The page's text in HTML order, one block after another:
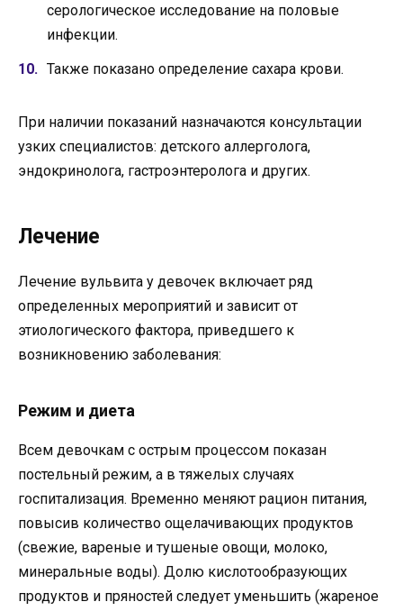
серологическое исследование на половые
инфекции.
Также показано определение сахара крови.
При наличии показаний назначаются консультации
узких специалистов: детского аллерголога,
эндокринолога, гастроэнтеролога и других.
Лечение
Лечение вульвита у девочек включает ряд
определенных мероприятий и зависит от
этиологического фактора, приведшего к
возникновению заболевания:
Режим и диета
Всем девочкам с острым процессом показан
постельный режим, а в тяжелых случаях
госпитализация. Временно меняют рацион питания,
повысив количество ощелачивающих продуктов
(свежие, вареные и тушеные овощи, молоко,
минеральные воды). Долю кислотообразующих
продуктов и пряностей следует уменьшить (жареное